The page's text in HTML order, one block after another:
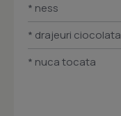
* ness
* drajeuri ciocolata
* nuca tocata